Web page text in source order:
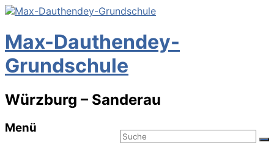
Max-Dauthendey-
Grundschule
Würzburg – Sanderau
Menü